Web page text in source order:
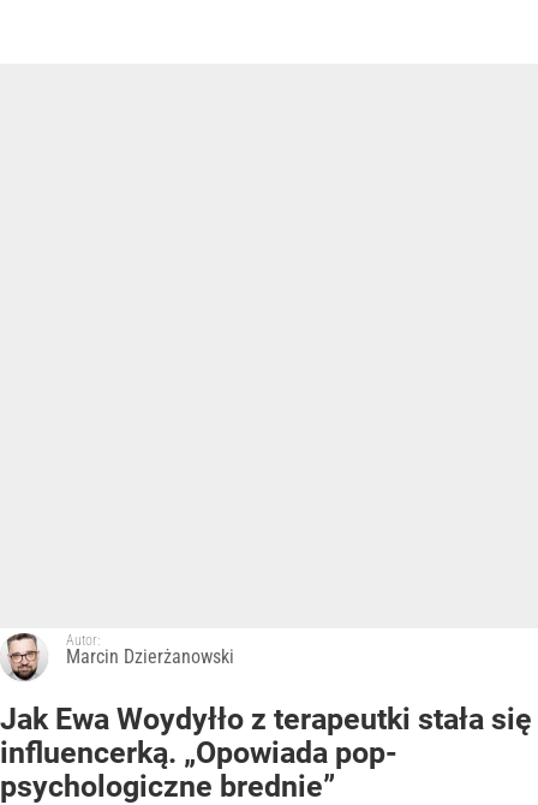
Autor:
Marcin Dzierżanowski
Jak Ewa Woydyłło z terapeutki stała się
influencerką. „Opowiada pop-
psychologiczne brednie”